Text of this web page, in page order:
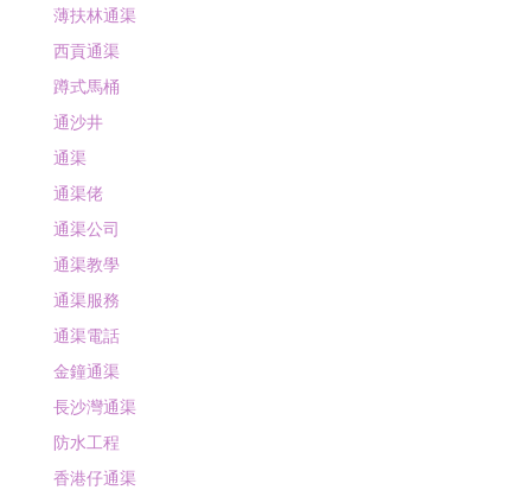
薄扶林通渠
西貢通渠
蹲式馬桶
通沙井
通渠
通渠佬
通渠公司
通渠教學
通渠服務
通渠電話
金鐘通渠
長沙灣通渠
防水工程
香港仔通渠